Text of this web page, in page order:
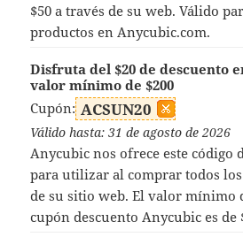
$50 a través de su web. Válido
productos en Anycubic.com.
Disfruta del $20 de descuento
valor mínimo de $200
Cupón: ACSUN20
Válido hasta: 31 de agosto de 2026
Anycubic nos ofrece este código
para utilizar al comprar todos
de su sitio web. El valor mínimo
cupón descuento Anycubic es de